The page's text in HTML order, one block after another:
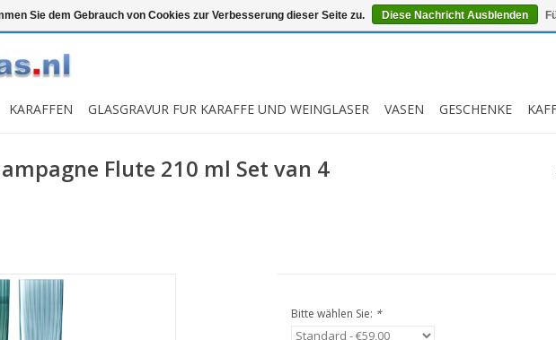
Graveren
KARAFFEN GLASGRAVUR FUR KARAFFE UND WEINGLASER VASEN GESCHENKE
Flute 210 ml Set van 4
Bitte wählen Sie: *
Sie dem Gebrauch von Cookies zur Verbesserung dieser Seite zu. Diese Nachricht Ausblenden